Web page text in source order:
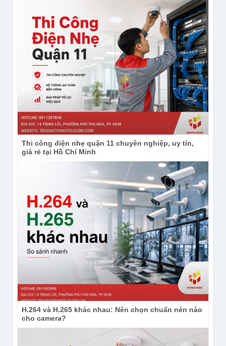
Thi công điện nhẹ quận 11 chuyên nghiệp, uy tín,
giá rẻ tại Hồ Chí Minh
H.264 và H.265 khác nhau: Nên chọn chuẩn nén nào
cho camera?